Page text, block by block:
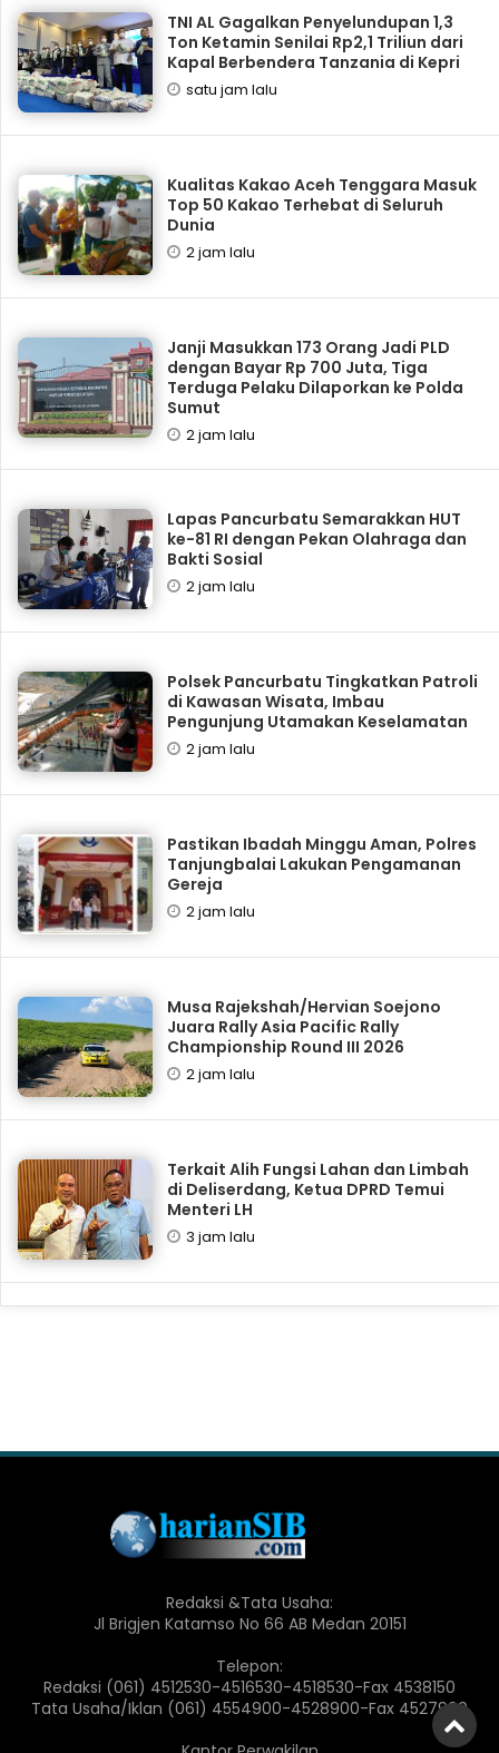
TNI AL Gagalkan Penyelundupan 1,3
Ton Ketamin Senilai Rp2,1 Triliun dari
Kapal Berbendera Tanzania di Kepri
satu jam lalu
Kualitas Kakao Aceh Tenggara Masuk
Top 50 Kakao Terhebat di Seluruh
Dunia
2 jam lalu
Janji Masukkan 173 Orang Jadi PLD
dengan Bayar Rp 700 Juta, Tiga
Terduga Pelaku Dilaporkan ke Polda
Sumut
2 jam lalu
Lapas Pancurbatu Semarakkan HUT
ke-81 RI dengan Pekan Olahraga dan
Bakti Sosial
2 jam lalu
Polsek Pancurbatu Tingkatkan Patroli
di Kawasan Wisata, Imbau
Pengunjung Utamakan Keselamatan
2 jam lalu
Pastikan Ibadah Minggu Aman, Polres
Tanjungbalai Lakukan Pengamanan
Gereja
2 jam lalu
Musa Rajekshah/Hervian Soejono
Juara Rally Asia Pacific Rally
Championship Round III 2026
2 jam lalu
Terkait Alih Fungsi Lahan dan Limbah
di Deliserdang, Ketua DPRD Temui
Menteri LH
3 jam lalu
Redaksi &Tata Usaha:
Jl Brigjen Katamso No 66 AB Medan 20151
Telepon:
Redaksi (061) 4512530-4516530-4518530-Fax 4538150
Tata Usaha/Iklan (061) 4554900-4528900-Fax 4527900